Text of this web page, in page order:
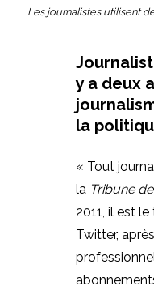
Les journalistes utilisent
y a deux
la
« Tout
la Tribune
2011, il est
Twitter,